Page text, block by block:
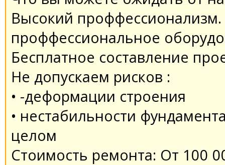
Высокий
проффессиональное
Бесплатное составление
Не допускаем рисков :
• -деформации строения
• нестабильности
целом
Стоимость ремонта: От 100